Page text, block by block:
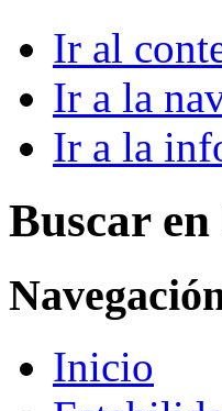
Ir al
Ir a la
Ir a la
Buscar
Inicio